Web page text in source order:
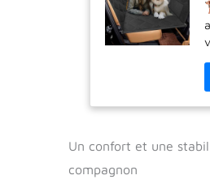
Un confort et une
compagnon